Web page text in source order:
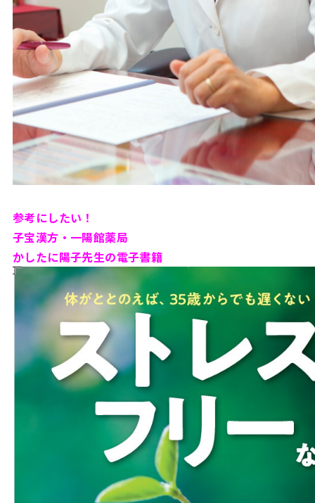
参考にしたい！
子宝漢方・一陽館薬局
かしたに陽子先生の電子書籍